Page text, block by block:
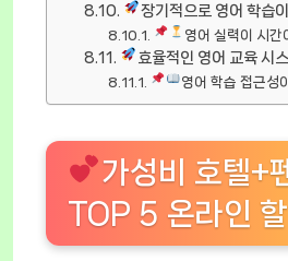
장기적으로 영어 학습
영어 실력이 시간
효율적인 영어 교육 시
영어 학습 접근성
가성비 호텔+
TOP 5 온라인